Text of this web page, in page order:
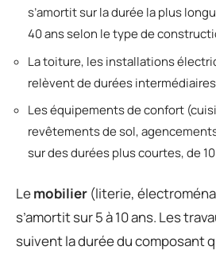
s’amortit sur la durée la plus
40 ans selon le type de
La toiture, les installations
relèvent de durées
Les équipements de confort
revêtements de sol,
sur des durées plus courtes, de 10
Lemobilier (literie,
s’amortit sur 5 à 10 ans. Les
suivent la durée du composant